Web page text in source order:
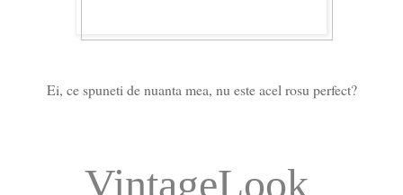
Ei, ce spuneti de nuanta mea, nu este acel rosu perfect?
VintageLook